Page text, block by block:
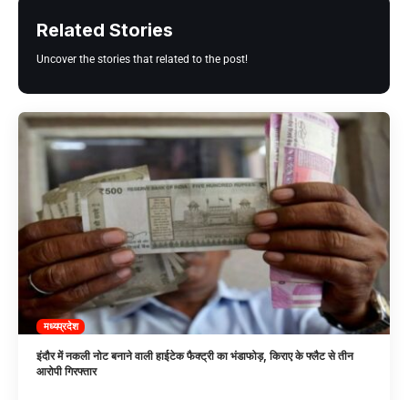
Related Stories
Uncover the stories that related to the post!
मध्यप्रदेश
इंदौर में नकली नोट बनाने वाली हाईटेक फैक्ट्री का भंडाफोड़, किराए के फ्लैट से तीन
आरोपी गिरफ्तार